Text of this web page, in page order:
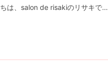
シミしわ肌改善salon de risakiこんにちは、salon de risakiのリサキです♡いいお天気でサラッといていて気持ちいいですね👢やっとブーツをだして、秋を楽しんでおります♡先日のハーブピーリングのお客様✨大人のニキビが気になるということで、ハーブピーリング5回コースをスタートされました⭐︎お化粧をしているときにはあまり分かりませんでしたが、触ると中に隠れているニキビがありました。ハーブの力で古い角質を取り除きながら、お肌活性も期待できます❗️サロンで使用しているハーブは①痛くない②ダウンタイムがない③施術後に即メイクもできるだから安心ですね♡5回目以降、1回毎の施術の効果がよりでやすくなります✨𖧷 salon de risaki 𖧷⁡完全個室、完全予約制⁡営業時間 10:00〜18:00⁡【お支払い方法】✳︎都度払い可能✳︎お客様に合わせたプランも考えます⁡✽現金支払い可✽カード支払い可(1万円以上)✽paypay使用可能になりました✽振込み(カウンセリング後に商品購入の方)⁡𖠿住所 名古屋市西区名駅２丁目34-17 セントラル名古屋912(目の前にルーセントタワーがあり、道挟んだ向えのビルに入っております)𖠋最寄り駅名古屋駅 高島屋から徒歩5分⁡✎公式LINE @995lvqeg(LINEより@マークつけて検索してください)⁡𓆐HP http://www.salon-de-risaki.com👗お1人専用サロンですので、他のお客様と重なることのないようにご予約お取りしております。悩みが深い方でも安心して、お話できます♪